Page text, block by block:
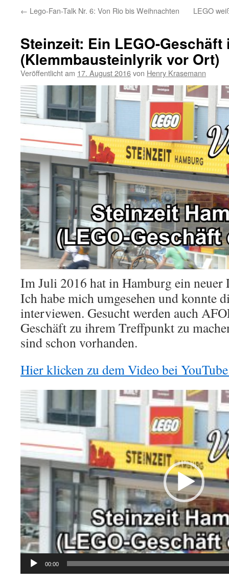
← Lego-Fan-Talk Nr. 6: Von Rio bis Weihnachten LEGO
Steinzeit: Ein LEGO-Geschäft
(Klemmbausteinlyrik vor Ort)
Veröffentlicht am 17. August 2016von Henry Krasemann
Im Juli 2016 hat in Hamburg ein
Ich habe mich umgesehen und konnte
interviewen. Gesucht werden auch
Geschäft zu ihrem Treffpunkt zu
sind schon vorhanden.
Hier klicken zu dem Video bei
Video-
Player
00:00